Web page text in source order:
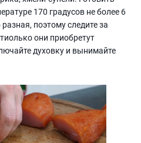
170 градусов не более 6
поэтому следите за
они приобретут
духовку и вынимайте